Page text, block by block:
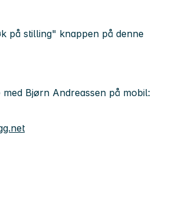
på stilling" knappen på denne
med Bjørn Andreassen på mobil: